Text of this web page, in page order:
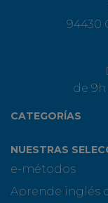
94430
de 9h
CATEGORÍAS
NUESTRAS
e-métodos
Aprende inglés